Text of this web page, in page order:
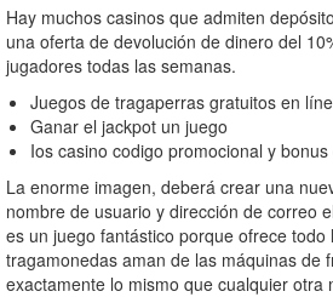
Hay muchos casinos que admiten
una oferta de devolución de dinero del
jugadores todas las semanas.
Juegos de tragaperras gratuitos en
Ganar el jackpot un juego
Ios casino codigo promocional y
La enorme imagen, deberá crear una
nombre de usuario y dirección de correo
es un juego fantástico porque ofrece
tragamonedas aman de las máquinas de
exactamente lo mismo que cualquier otra